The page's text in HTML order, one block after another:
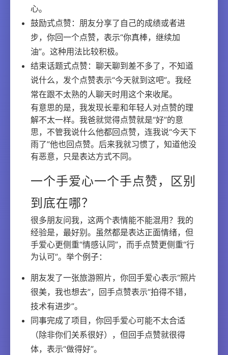
心。
鼓励式点赞：朋友分享了自己的成绩或者进
步，你回一个点赞，表示“你真棒，继续加
油”。这种用法比较积极。
结束话题式点赞：聊天聊到差不多了，不知道
说什么，发个点赞表示“今天就到这吧”。我经
常在跟不太熟的人聊天时用这个来收尾。
有意思的是，我发现长辈和年轻人对点赞的理
解不太一样。我爸就觉得点赞就是“好”的意
思，不管我说什么他都回点赞，连我说“今天下
雨了”他也回点赞。后来我就习惯了，知道他没
有恶意，只是表达方式不同。
一个手爱心一个手点赞，区别
到底在哪？
很多朋友问我，这两个表情能不能混用？我的
经验是，最好别。虽然都是表达正面情绪，但
手爱心更侧重“情感认同”，而手点赞更侧重“行
为认可”。举个例子：
朋友发了一张旅游照片，你回手爱心表示“照片
很美，我也想去”，回手点赞表示“拍得不错，
技术有进步”。
同事完成了项目，你回手爱心可能不太合适
（除非你们关系很好），但回手点赞就很得
体，表示“做得好”。